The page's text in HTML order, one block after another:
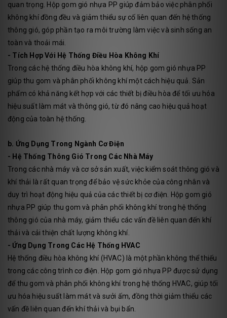
quan trọng. Hộp gom gió nhựa PP giúp đảm bảo việc phân phối
không khí đồng đều và giảm thiểu sự cố liên quan đến hệ thống
thông gió, góp phần tạo ra môi trường làm việc và sinh sống an
toàn và thoải mái.
- Tích Hợp Với Hệ Thống Điều Hòa Không Khí
Trong các hệ thống điều hòa không khí, hộp gom gió nhựa PP
giúp thu gom và phân phối không khí một cách hiệu quả. Sản
phẩm có khả năng kết hợp với các thiết bị điều hòa để tối ưu hóa
hiệu suất làm mát và thông gió, từ đó nâng cao hiệu quả hoạt
động của toàn hệ thống.
b. Ứng Dụng Trong Ngành Cơ Điện
- Hệ Thống Thông Gió Trong Các Nhà Máy
Trong các nhà máy và cơ sở sản xuất, việc kiểm soát thông gió và
khí thải là rất quan trọng để bảo vệ sức khỏe của công nhân và
duy trì hoạt động hiệu quả của các thiết bị cơ điện. Hộp gom gió
nhựa PP giúp thu gom và phân phối không khí trong hệ thống
thông gió của nhà máy, giảm thiểu các vấn đề liên quan đến khí
thải và cải thiện chất lượng không khí.
- Ứng Dụng Trong Các Hệ Thống HVAC
Hệ thống điều hòa không khí (HVAC) là một phần không thể thiếu
trong các công trình cơ điện. Hộp gom gió nhựa PP được sử dụng
để thu gom và phân phối không khí trong hệ thống HVAC, giúp tối
ưu hóa hiệu suất làm mát và sưởi ấm, đồng thời giảm thiểu các
vấn đề liên quan đến khí thải và bụi bẩn.